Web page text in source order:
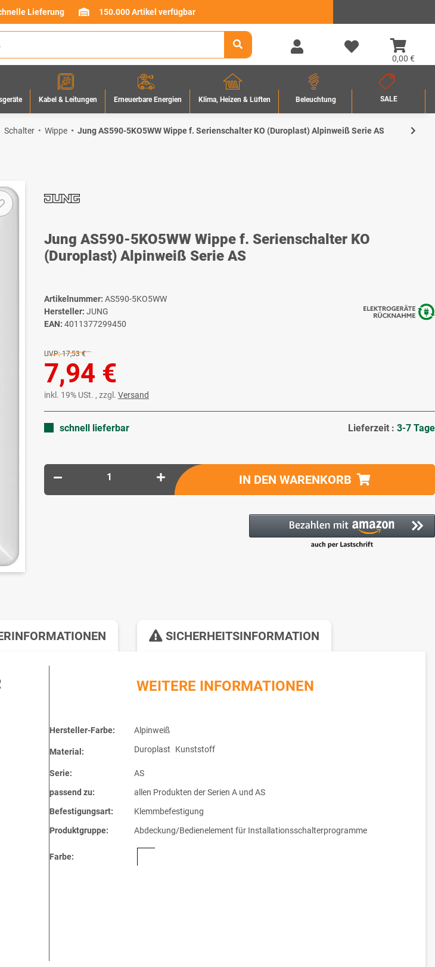
Lieferung 150.000 Artikel verfügbar
0,00 €
Kabel & Leitungen Erneuerbare Energien Klima, Heizen & Lüften Beleuchtung SALE
Schalter Wippe Jung AS590-5KO5WW Wippe f. Serienschalter KO (Duroplast) Alpinweiß Serie AS
Jung AS590-5KO5WW Wippe f. Serienschalter KO
(Duroplast) Alpinweiß Serie AS
Artikelnummer: AS590-5KO5WW
Hersteller: JUNG
EAN: 4011377299450
UVP: 17,53 €
7,94 €
inkl. 19% USt. , zzgl. Versand
schnell lieferbar Lieferzeit : 3-7 Tage
IN DEN WARENKORB
SICHERHEITSINFORMATION
WEITERE INFORMATIONEN
Hersteller-Farbe: Alpinweiß
Material: Duroplast Kunststoff
Serie:
AS
passend zu:
allen Produkten der Serien A und AS
Befestigungsart:
Klemmbefestigung
Produktgruppe:
Abdeckung/Bedienelement für Installationsschalterprogramme
Farbe: